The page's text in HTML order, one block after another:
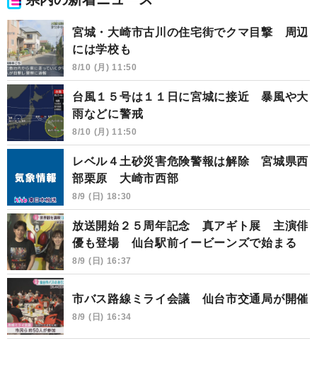
宮城・大崎市古川の住宅街でクマ目撃 周辺
には学校も
8/10 (月) 11:50
台風１５号は１１日に宮城に接近 暴風や大
雨などに警戒
8/10 (月) 11:50
レベル４土砂災害危険警報は解除 宮城県西
部栗原 大崎市西部
8/9 (日) 18:30
放送開始２５周年記念 真アギト展 主演俳
優も登場 仙台駅前イービーンズで始まる
8/9 (日) 16:37
市バス路線ミライ会議 仙台市交通局が開催
8/9 (日) 16:34